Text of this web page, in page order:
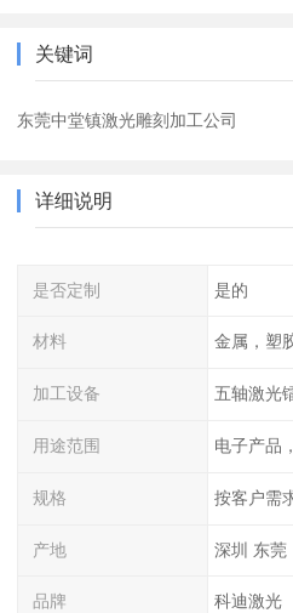
关键词
东莞中堂镇激光雕刻加工公司
详细说明
是否定制 是的
材料 金属，塑
加工设备 五轴激光
用途范围 电子产品
规格 按客户需
产地 深圳 东莞
品牌 科迪激光